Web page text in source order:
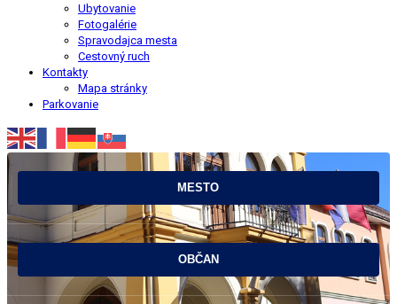
Ubytovanie
Fotogalérie
Spravodajca mesta
Cestovný ruch
Kontakty
Mapa stránky
Parkovanie